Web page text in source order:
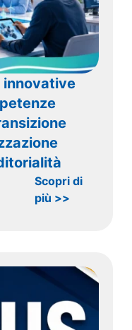
Scopri di
più >>